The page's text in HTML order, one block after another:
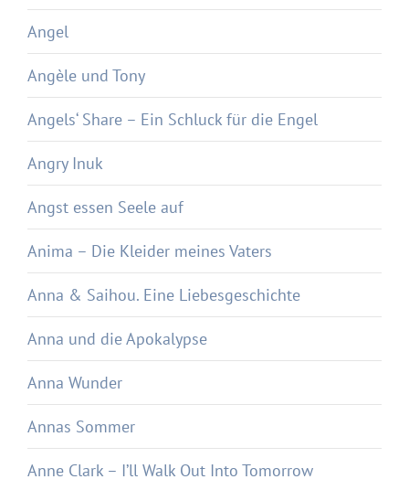
Angel
Angèle und Tony
Angels‘ Share – Ein Schluck für die Engel
Angry Inuk
Angst essen Seele auf
Anima – Die Kleider meines Vaters
Anna & Saihou. Eine Liebesgeschichte
Anna und die Apokalypse
Anna Wunder
Annas Sommer
Anne Clark – I’ll Walk Out Into Tomorrow